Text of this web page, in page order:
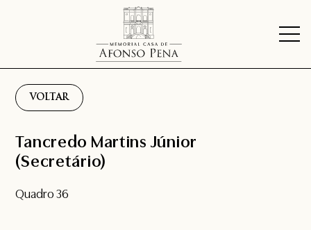
VOLTAR
Tancredo Martins Júnior
(Secretário)
Quadro 36